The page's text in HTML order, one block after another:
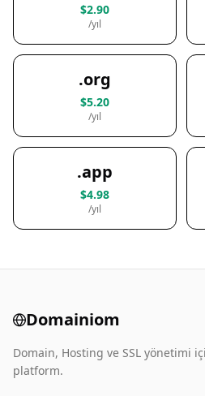
$2.90
/yıl
.org
$5.20
/yıl
.app
$4.98
/yıl
Domainiom
Domain, Hosting ve SSL yönetimi
platform.